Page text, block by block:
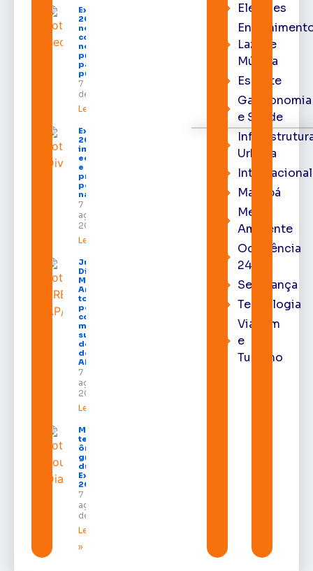
Expofeira
2026 começa
neste sábado
com shows,
negócios e
programação
para todos os
públicos
7 de agosto
de 2026
Leia mais »
Expofeira
2026
impulsiona
economia
e aumenta
procura
por hotéis
na capital
7 de
agosto de
2026
Leia mais »
Juiz
Diego
Moura de
Araújo
toma
posse
como
membro
substituto
do Pleno
do TRE-
AP
7 de
agosto de
2026
Leia mais »
Macapá
terá
ônibus
gratuitos
durante a
Expofeira
2026
7 de
agosto
de 2026
Leia mais
»
Eleições
Lazer e
Música
Esporte
Gastronomia
e Saúde
Urbana
Internacional
Macapá
Meio
Ambiente
Ocorrência
24h
Segurança
Tecnologia
Viagem
e
Turismo